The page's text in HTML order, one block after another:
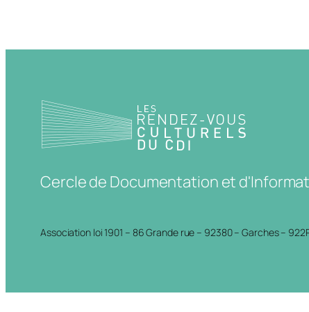
Cercle de Documentation et
Association loi 1901 – 86 Grande rue – 92380 – Garches –